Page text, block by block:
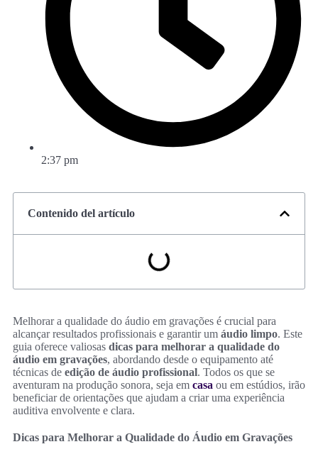
2:37 pm
Contenido del artículo
Melhorar a qualidade do áudio em gravações é crucial para
alcançar resultados profissionais e garantir um áudio limpo. Este
guia oferece valiosas dicas para melhorar a qualidade do
áudio em gravações, abordando desde o equipamento até
técnicas de edição de áudio profissional. Todos os que se
aventuram na produção sonora, seja em casa ou em estúdios, irão
beneficiar de orientações que ajudam a criar uma experiência
auditiva envolvente e clara.
Dicas para Melhorar a Qualidade do Áudio em Gravações